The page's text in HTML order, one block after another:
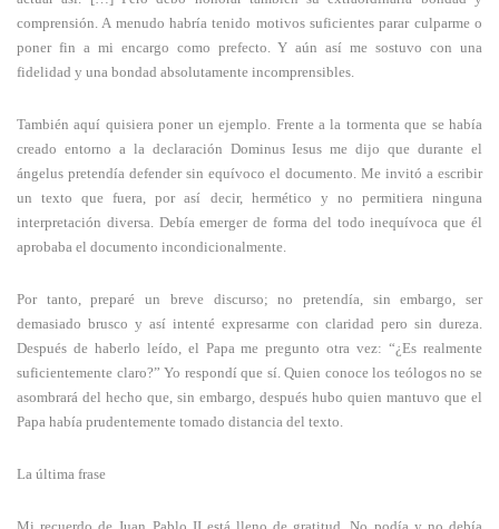
comprensión. A menudo habría tenido motivos suficientes parar culparme o
poner fin a mi encargo como prefecto. Y aún así me sostuvo con una
fidelidad y una bondad absolutamente incomprensibles.
También aquí quisiera poner un ejemplo. Frente a la tormenta que se había
creado entorno a la declaración Dominus Iesus me dijo que durante el
ángelus pretendía defender sin equívoco el documento. Me invitó a escribir
un texto que fuera, por así decir, hermético y no permitiera ninguna
interpretación diversa. Debía emerger de forma del todo inequívoca que él
aprobaba el documento incondicionalmente.
Por tanto, preparé un breve discurso; no pretendía, sin embargo, ser
demasiado brusco y así intenté expresarme con claridad pero sin dureza.
Después de haberlo leído, el Papa me pregunto otra vez: “¿Es realmente
suficientemente claro?” Yo respondí que sí. Quien conoce los teólogos no se
asombrará del hecho que, sin embargo, después hubo quien mantuvo que el
Papa había prudentemente tomado distancia del texto.
La última frase